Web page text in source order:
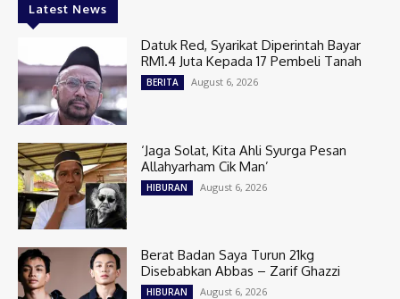
Latest News
Datuk Red, Syarikat Diperintah Bayar
RM1.4 Juta Kepada 17 Pembeli Tanah
BERITA August 6, 2026
‘Jaga Solat, Kita Ahli Syurga Pesan
Allahyarham Cik Man’
HIBURAN August 6, 2026
Berat Badan Saya Turun 21kg
Disebabkan Abbas – Zarif Ghazzi
HIBURAN August 6, 2026